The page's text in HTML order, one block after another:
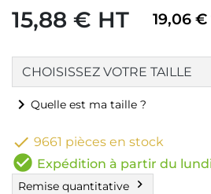
15,88 € HT 19,06 €
chevron_right Quelle est ma taille ?
 9661 pièces en stock
check_circle Expédition à partir du
Remise quantitative chevron_right